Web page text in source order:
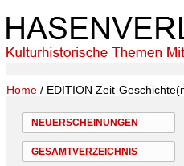
Home / EDITION Zeit-
NEUERSCHEINUNGEN
GESAMTVERZEICHNIS